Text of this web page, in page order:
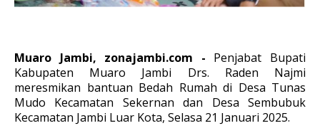
Muaro Jambi, zonajambi.com - Penjabat Bupati
Kabupaten Muaro Jambi Drs. Raden Najmi
meresmikan bantuan Bedah Rumah di Desa Tunas
Mudo Kecamatan Sekernan dan Desa Sembubuk
Kecamatan Jambi Luar Kota, Selasa 21 Januari 2025.